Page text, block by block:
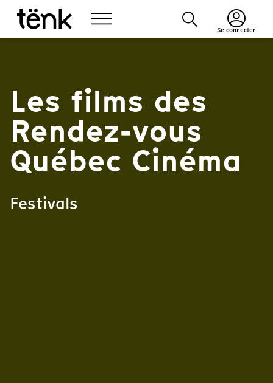
Se connecter
Les films des
Rendez-vous
Québec Cinéma
Festivals